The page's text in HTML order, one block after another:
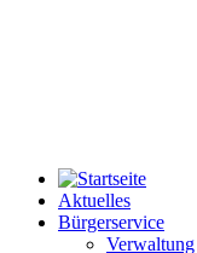
Aktuelles
Bürgerservice
Verwaltung